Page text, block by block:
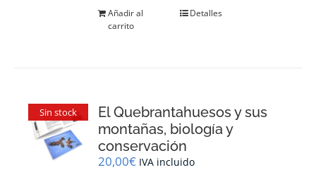
Añadir al
carrito
Detalles
Sin stock
El Quebrantahuesos y sus
montañas, biología y
conservación
20,00€ IVA incluido